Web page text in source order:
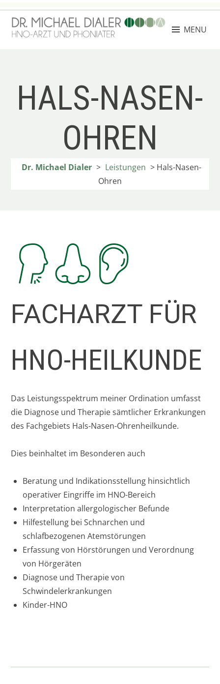
content
MENU
HALS-NASEN-
OHREN
Dr. Michael Dialer > Leistungen > Hals-Nasen-
Ohren
FACHARZT FÜR
HNO-HEILKUNDE
Das Leistungsspektrum meiner Ordination umfasst
die Diagnose und Therapie sämtlicher Erkrankungen
des Fachgebiets Hals-Nasen-Ohrenheilkunde.
Dies beinhaltet im Besonderen auch
Beratung und Indikationsstellung hinsichtlich
operativer Eingriffe im HNO-Bereich
Interpretation allergologischer Befunde
Hilfestellung bei Schnarchen und
schlafbezogenen Atemstörungen
Erfassung von Hörstörungen und Verordnung
von Hörgeräten
Diagnose und Therapie von
Schwindelerkrankungen
Kinder-HNO